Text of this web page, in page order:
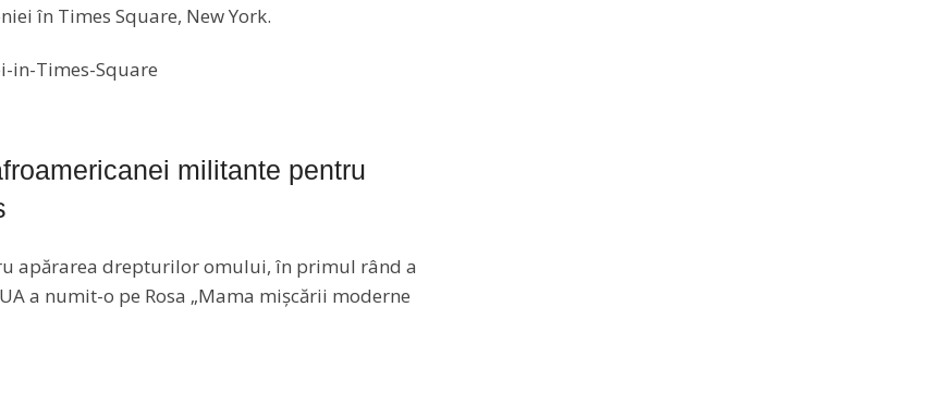
în Times Square, New York.
militante pentru
apărarea drepturilor omului, în primul rând a
a numit-o pe Rosa „Mama mișcării moderne